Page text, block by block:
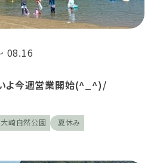
08.16
よ今週営業開始(^_^)/
大崎自然公園 夏休み